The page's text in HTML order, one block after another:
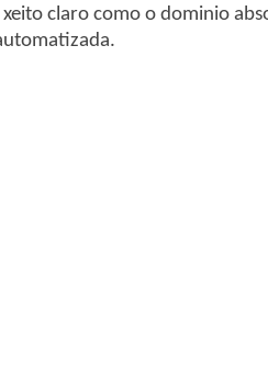
claro como o dominio